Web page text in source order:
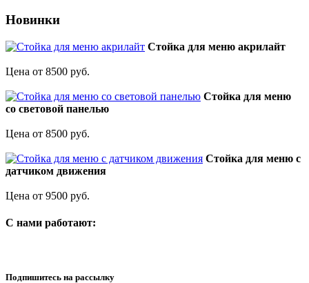
Новинки
Стойка для меню акрилайт
Цена от 8500 руб.
Стойка для меню
со световой панелью
Цена от 8500 руб.
Стойка для меню с
датчиком движения
Цена от 9500 руб.
C нами работают:
Подпишитесь на рассылку